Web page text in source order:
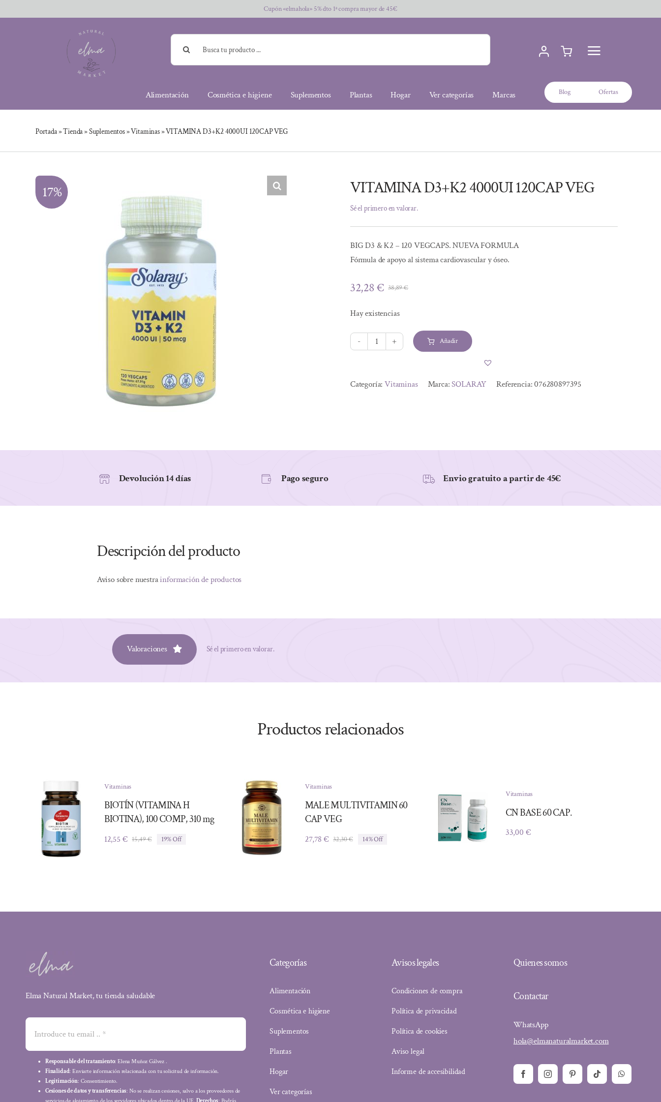
al
Cupón «elmahola» 5% dto 1ª compra mayor de 45€
Buscar:
Alimentación Cosmética e higiene Suplementos Plantas Hogar Ver categorías Marcas Blog Ofertas
Portada»Tienda»Suplementos»Vitaminas»VITAMINA D3+K2 4000UI 120CAP VEG
17% VITAMINA D3+K2 4000UI 120CAP VEG
Sé el primero en valorar.
BIG D3 & K2 – 120 VEGCAPS. NUEVA FORMULA
Fórmula de apoyo al sistema cardiovascular y óseo.
38,89€El
era:
38,89 €.
32,28€
El
es:
32,28 €.
Hay existencias
VITAMINA
120CAP
Añadir
Categoría:Vitaminas Marca:SOLARAY Referencia:076280897395
Devolución 14 días Pago seguro Envio gratuito a partir de 45€
Descripción del producto
Aviso sobre nuestrainformación de productos
Valoraciones Sé el primero en valorar.
Productos relacionados
Vitaminas
BIOTÍN (VITAMINA H
BIOTINA), 100 COMP, 310 mg
15,49€El
12,55 €
El
19% Off
Vitaminas
MALE MULTIVITAMIN 60
CAP VEG
32,30€El
27,78 €
El
14% Off
Vitaminas
CN BASE 60 CAP.
33,00 €
Elma Natural Market, tu tienda saludable
Responsable del tratamiento: Elena Muñoz Gálvez .
Finalidad: Enviarte información relacionada con tu solicitud de información.
Legitimación: Consentimiento.
Cesiones de datos y transferencias: No se realizan cesiones, salvo a los proveedores de
Categorías
Alimentación
Cosmética e higiene
Suplementos
Plantas
Hogar
Ver categorías
Avisos legales
Condiciones de compra
Política de privacidad
Política de cookies
Aviso legal
Informe de accesibilidad
Quienes somos
Contactar
WhatsApp
hola@elmanaturalmarket.com